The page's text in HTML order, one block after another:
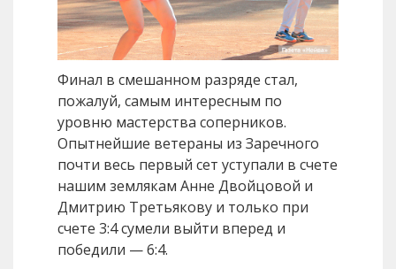
Финал в смешанном разряде стал,
пожалуй, самым интересным по
уровню мастерства соперников.
Опытнейшие ветераны из Заречного
почти весь первый сет уступали в счете
нашим землякам Анне Двойцовой и
Дмитрию Третьякову и только при
счете 3:4 сумели выйти вперед и
победили — 6:4.